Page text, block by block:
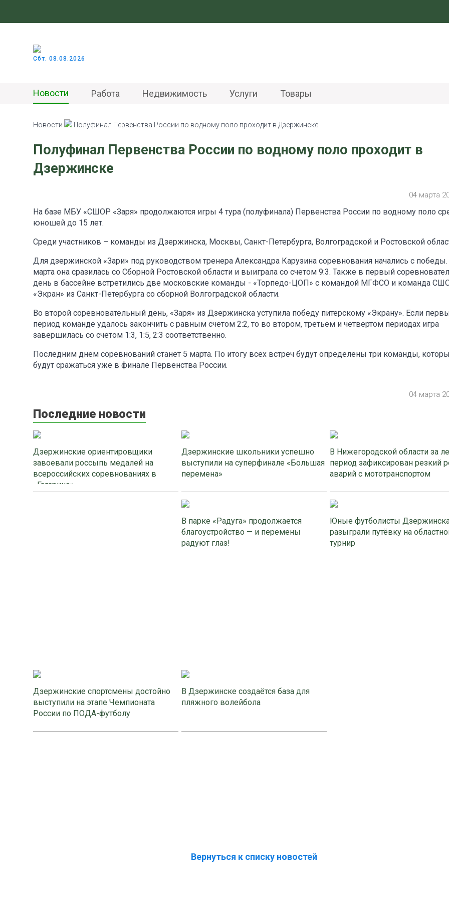
Сбт. 08.08.2026
Новости Работа Недвижимость Услуги Товары
Новости Полуфинал Первенства России по водному поло проходит в Дзержинске
Полуфинал Первенства России по водному поло проходит в
Дзержинске
04 марта
На базе МБУ «СШОР «Заря» продолжаются игры 4 тура (полуфинала) Первенства России по водному поло
юношей до 15 лет.
Среди участников – команды из Дзержинска, Москвы, Санкт-Петербурга, Волгоградской и Ростовской
Для дзержинской «Зари» под руководством тренера Александра Карузина соревнования начались с победы.
марта она сразилась со Сборной Ростовской области и выиграла со счетом 9:3. Также в первый
день в бассейне встретились две московские команды - «Торпедо-ЦОП» с командой МГФСО и команда
«Экран» из Санкт-Петербурга со сборной Волгоградской области.
Во второй соревновательный день, «Заря» из Дзержинска уступила победу питерскому «Экрану». Если
период команде удалось закончить с равным счетом 2:2, то во втором, третьем и четвертом периодах игра
завершилась со счетом 1:3, 1:5, 2:3 соответственно.
Последним днем соревнований станет 5 марта. По итогу всех встреч будут определены три команды,
будут сражаться уже в финале Первенства России.
04 марта
Последние новости
Дзержинские ориентировщики
завоевали россыпь медалей на
всероссийских соревнованиях в
«Гагарино»
Дзержинские школьники успешно
выступили на суперфинале «Большая
перемена»
В Нижегородской области за
период зафиксирован резкий
аварий с мототранспортом
В парке «Радуга» продолжается
благоустройство — и перемены
радуют глаз!
Юные футболисты
разыграли путёвку на
турнир
Дзержинские спортсмены достойно
выступили на этапе Чемпионата
России по ПОДА-футболу
В Дзержинске создаётся база для
пляжного волейбола
Вернуться к списку новостей